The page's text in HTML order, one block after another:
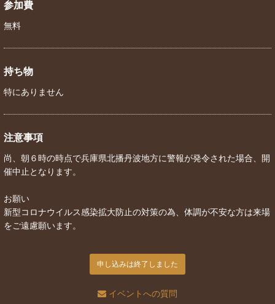
参加費
無料
持ち物
特にありません
注意事項
尚、朝６時の時点で兵庫県北播丹波地方に警報が発令された場合、開
催中止となります。
お願い
新型コロナウイルス感染拡大防止の対策の為、体調が不安な方は来場
をご遠慮願います。
申し込みは終了しました
イベントへの質問